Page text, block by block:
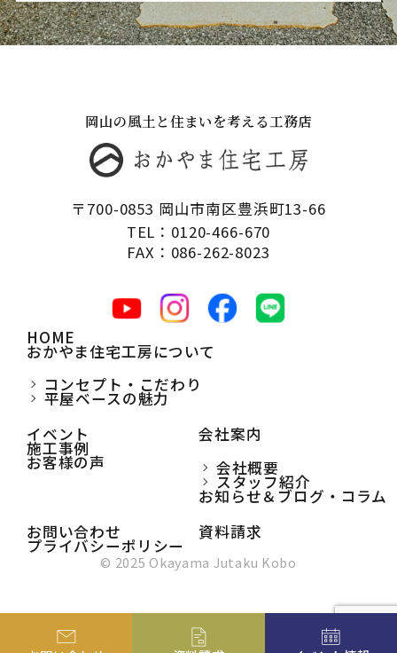
岡山の風土と住まいを考える工務店
〒700-0853 岡山市南区豊浜町13-66
TEL：0120-466-670
FAX：086-262-8023
HOME
おかやま住宅工房について
コンセプト・こだわり
平屋ベースの魅力
イベント
施工事例
お客様の声
会社案内
会社概要
スタッフ紹介
お知らせ＆ブログ・コラム
お問い合わせ
資料請求
プライバシーポリシー
© 2025 Okayama Jutaku Kobo